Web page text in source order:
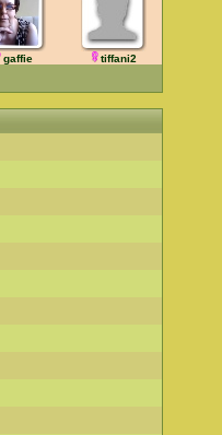
gaffie tiffani2